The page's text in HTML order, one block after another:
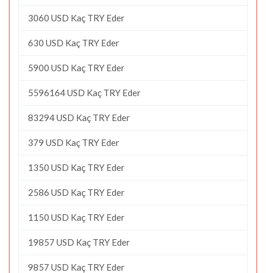
3060 USD Kaç TRY Eder
630 USD Kaç TRY Eder
5900 USD Kaç TRY Eder
5596164 USD Kaç TRY Eder
83294 USD Kaç TRY Eder
379 USD Kaç TRY Eder
1350 USD Kaç TRY Eder
2586 USD Kaç TRY Eder
1150 USD Kaç TRY Eder
19857 USD Kaç TRY Eder
9857 USD Kaç TRY Eder